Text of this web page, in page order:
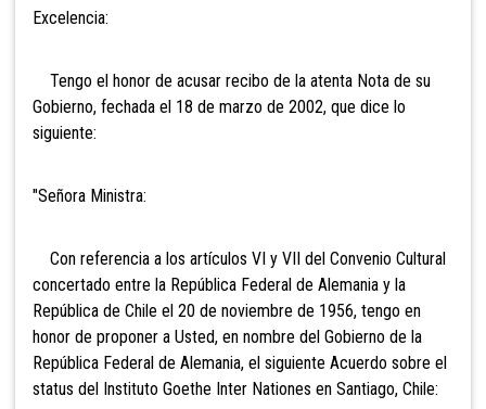
Excelencia:
Tengo el honor de acusar recibo de la atenta Nota de su
Gobierno, fechada el 18 de marzo de 2002, que dice lo
siguiente:
"Señora Ministra:
Con referencia a los artículos VI y VII del Convenio Cultural
concertado entre la República Federal de Alemania y la
República de Chile el 20 de noviembre de 1956, tengo en
honor de proponer a Usted, en nombre del Gobierno de la
República Federal de Alemania, el siguiente Acuerdo sobre el
status del Instituto Goethe Inter Nationes en Santiago, Chile: